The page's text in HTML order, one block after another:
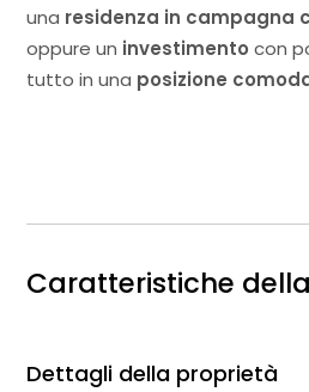
una residenza in campagna
oppure un investimento con
tutto in una posizione
Caratteristiche
Dettagli della proprietà